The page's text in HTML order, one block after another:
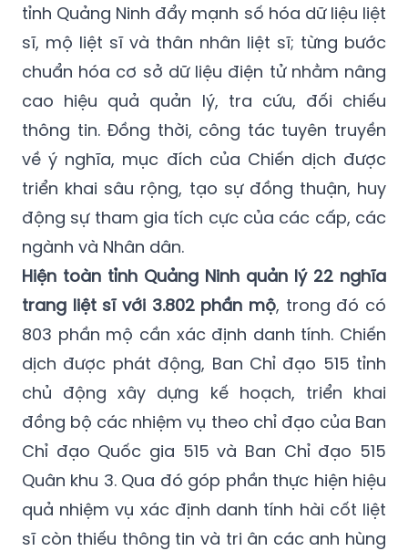
tỉnh Quảng Ninh đẩy mạnh số hóa dữ liệu liệt
sĩ, mộ liệt sĩ và thân nhân liệt sĩ; từng bước
chuẩn hóa cơ sở dữ liệu điện tử nhằm nâng
cao hiệu quả quản lý, tra cứu, đối chiếu
thông tin. Đồng thời, công tác tuyên truyền
về ý nghĩa, mục đích của Chiến dịch được
triển khai sâu rộng, tạo sự đồng thuận, huy
động sự tham gia tích cực của các cấp, các
ngành và Nhân dân.
Hiện toàn tỉnh Quảng Ninh quản lý 22 nghĩa
trang liệt sĩ với 3.802 phần mộ, trong đó có
803 phần mộ cần xác định danh tính. Chiến
dịch được phát động, Ban Chỉ đạo 515 tỉnh
chủ động xây dựng kế hoạch, triển khai
đồng bộ các nhiệm vụ theo chỉ đạo của Ban
Chỉ đạo Quốc gia 515 và Ban Chỉ đạo 515
Quân khu 3. Qua đó góp phần thực hiện hiệu
quả nhiệm vụ xác định danh tính hài cốt liệt
sĩ còn thiếu thông tin và tri ân các anh hùng